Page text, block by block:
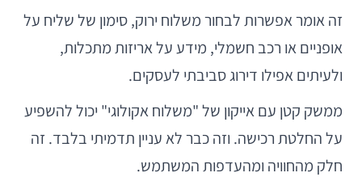
זה אומר אפשרות לבחור משלוח ירוק, סימון של שליח על
אופניים או רכב חשמלי, מידע על אריזות מתכלות,
ולעיתים אפילו דירוג סביבתי לעסקים.
ממשק קטן עם אייקון של "משלוח אקולוגי" יכול להשפיע
על החלטת רכישה. וזה כבר לא עניין תדמיתי בלבד. זה
חלק מהחוויה ומהעדפות המשתמש.